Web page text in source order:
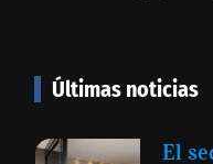
Últimas noticias
El